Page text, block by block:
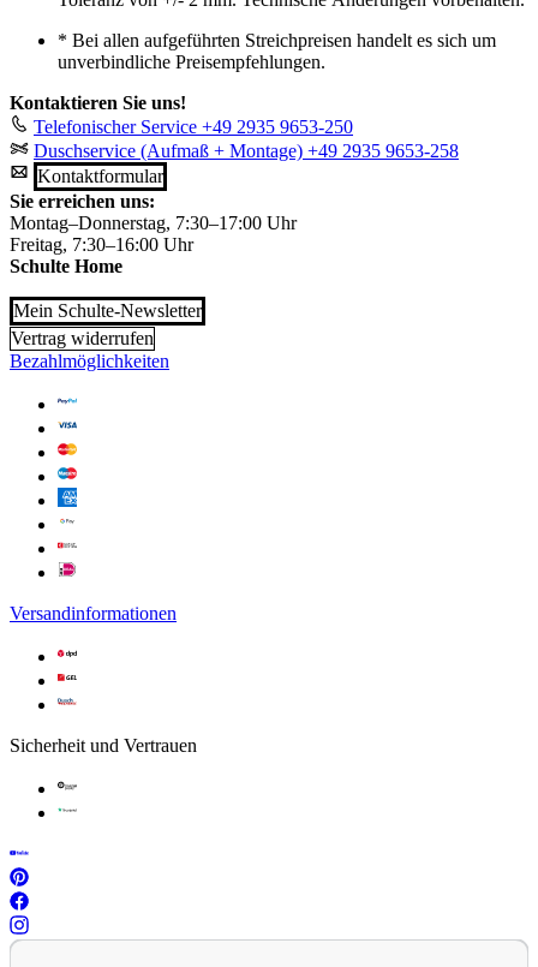
* Bei allen aufgeführten Streichpreisen handelt es sich um
unverbindliche Preisempfehlungen.
Kontaktieren Sie uns!
Telefonischer Service +49 2935 9653-250
Duschservice (Aufmaß + Montage) +49 2935 9653-258
Kontaktformular
Sie erreichen uns:
Montag–Donnerstag, 7:30–17:00 Uhr
Freitag, 7:30–16:00 Uhr
Schulte Home
Mein Schulte-Newsletter
Vertrag widerrufen
Bezahlmöglichkeiten
Versandinformationen
Sicherheit und Vertrauen